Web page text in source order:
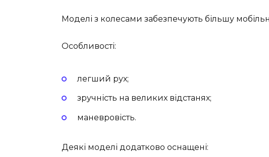
Моделі з колесами забезпечують більшу
Особливості:
легший рух;
зручність на великих відстанях;
маневровість.
Деякі моделі додатково оснащені: